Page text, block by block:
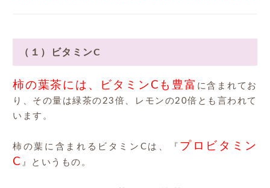
（１）ビタミンC
柿の葉茶には、ビタミンCも豊富 に含まれてお
り、その量は緑茶の23倍、レモンの20倍とも言われて
います。
柿の葉に含まれるビタミンCは、『 プロビタミン
C 』というもの。